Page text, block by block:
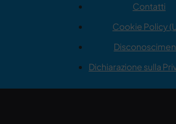
Contatti
Cookie Policy
Dichiarazione sulla